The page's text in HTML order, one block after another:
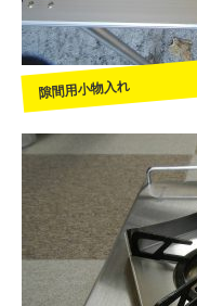
隙間用小物入れ